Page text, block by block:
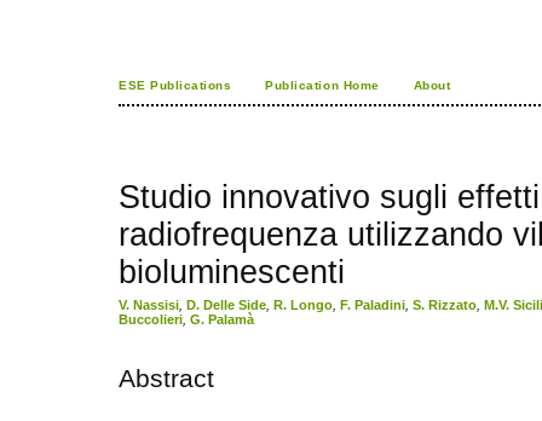
ESE Publications Publication Home About
Studio innovativo sugli
radiofrequenza utilizzando
bioluminescenti
V. Nassisi D. Delle Side R. Longo F. Paladini S. Rizzato M.V.
Buccolieri G. Palamà
Abstract